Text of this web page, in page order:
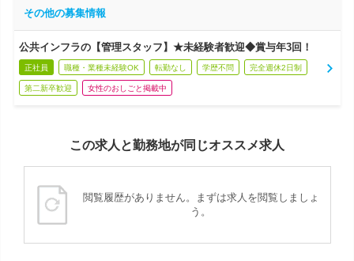
その他の募集情報
公共インフラの【管理スタッフ】★未経験者歓迎◆賞与年3回！
正社員 職種・業種未経験OK 転勤なし 学歴不問 完全週休2日制
第二新卒歓迎 女性のおしごと掲載中
この求人と勤務地が同じオススメ求人
閲覧履歴がありません。まずは求人を閲覧しましょ
う。